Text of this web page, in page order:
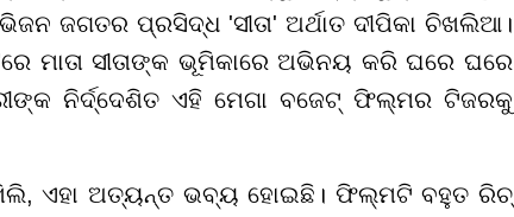
ଜଗତର ପ୍ରସିଦ୍ଧ 'ସୀତା' ଅର୍ଥାତ ଦୀପିକା ଚିଖଲିଆ।
ମାତା ସୀତାଙ୍କ ଭୂମିକାରେ ଅଭିନୟ କରି ଘରେ ଘରେ
ନିର୍ଦ୍ଦେଶିତ ଏହି ମେଗା ବଜେଟ୍ ଫିଲ୍ମର ଟିଜରକୁ
ଏହା ଅତ୍ୟନ୍ତ ଭବ୍ୟ ହୋଇଛି। ଫିଲ୍ମଟି ବହୁତ ରିଚ୍